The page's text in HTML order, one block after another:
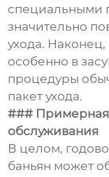
специальными
значительно
ухода.
особенно в
процедуры
пакет ухода.
### Примерная
обслуживания
В целом,
баньян может